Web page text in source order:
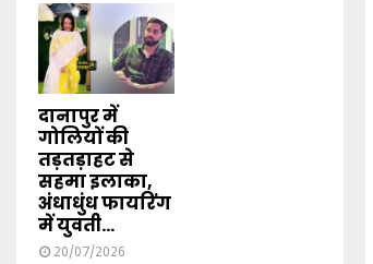
दानापुर में
गोलियों की
तड़तड़ाहट से
सहमा इलाका,
अंधाधुंध फायरिंग
में युवती...
20/07/2026